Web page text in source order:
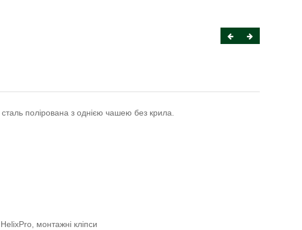
полірована з однією чашею без крила.
монтажні кліпси